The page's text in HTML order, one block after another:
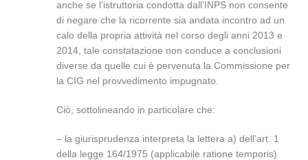
anche se l’istruttoria condotta dall’INPS non consente
di negare che la ricorrente sia andata incontro ad un
calo della propria attività nel corso degli anni 2013 e
2014, tale constatazione non conduce a conclusioni
diverse da quelle cui è pervenuta la Commissione per
la CIG nel provvedimento impugnato.
Ciò, sottolineando in particolare che:
– la giurisprudenza interpreta la lettera a) dell’art. 1
della legge 164/1975 (applicabile ratione temporis)